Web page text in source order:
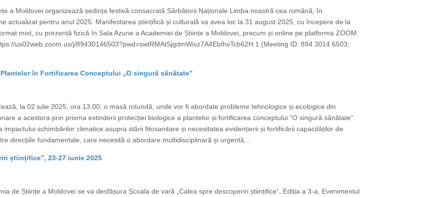
a Moldovei organizează ședința festivă consacrată Sărbătorii Naționale Limba noastră cea română, în
actualizat pentru anul 2025. Manifestarea științifică și culturală va avea loc la 31 august 2025, cu începere de la
mixt, cu prezență fizică în Sala Azurie a Academiei de Științe a Moldovei, precum și online pe platforma ZOOM.
us02web.zoom.us/j/89430146503?pwd=swtRMAtSjgdmWivz7A4EbIhvTcb62H.1 (Meeting ID: 894 3014 6503;
în Fortificarea Conceptului „O singură sănătate”
la 02 iulie 2025, ora 13.00, o masă rotundă, unde vor fi abordate probleme tehnologice și ecologice din
a acestora prin prisma extinderii protecției biologice a plantelor și fortificarea conceptului “O singură sănătate”.
impactului schimbărilor climatice asupra stării fitosanitare și necesitatea evidențierii și fortificării capacităților de
direcțiile fundamentale, care necesită o abordare multidisciplinară și urgentă...
științifice”, 23-27 iunie 2025
de Științe a Moldovei se va desfășura Școala de vară „Calea spre descoperiri științifice”, Ediția a 3-a. Evenimentul